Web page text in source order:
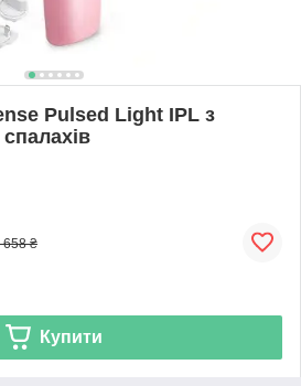
Pulsed Light IPL з
658 ₴
Купити